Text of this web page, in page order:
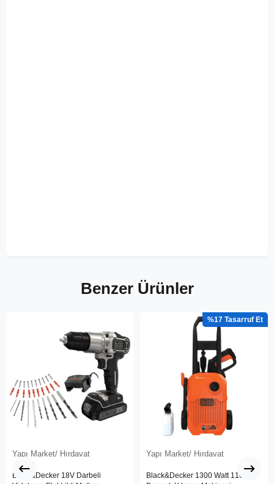
Benzer Ürünler
Yapı Market/ Hırdavat
Black&Decker 18V Darbeli
Yapı Market/ Hırdavat
Black&Decker 1300 Watt 110 Bar
%17